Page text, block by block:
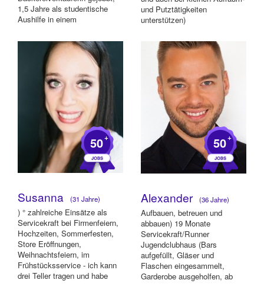
1,5 Jahre als studentische
Aushilfe in einem
und Putztätigkeiten
unterstützen)
50+
Susanna (31 Jahre)
) ° zahlreiche Einsätze als
Servicekraft bei Firmenfeiern,
Hochzeiten, Sommerfesten,
Store Eröffnungen,
Weihnachtsfeiern, im
Frühstücksservice - ich kann
drei Teller tragen und habe
50+
Alexander (36 Jahre)
Aufbauen, betreuen und
abbauen) 19 Monate
Servicekraft/Runner
Jugendclubhaus (Bars
aufgefüllt, Gläser und
Flaschen eingesammelt,
Garderobe ausgeholfen, ab